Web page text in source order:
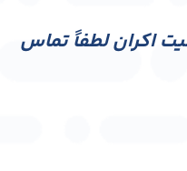
اکران لطفاً تماس